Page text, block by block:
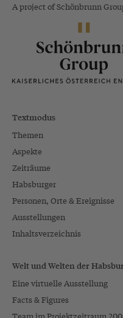
A project of Schönbrunn
Textmodus
Themen
Aspekte
Zeiträume
Habsburger
Personen, Orte & Ereignisse
Ausstellungen
Inhaltsverzeichnis
Welt und Welten der
Eine virtuelle Ausstellung
Facts & Figures